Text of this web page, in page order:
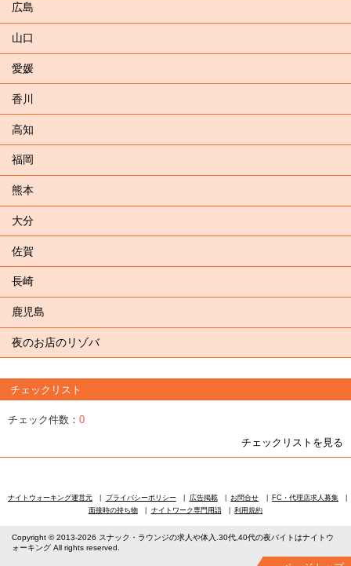
広島
山口
愛媛
香川
高知
福岡
熊本
大分
佐賀
長崎
鹿児島
夜のお店のリゾバ
チェックリスト
チェック件数： 0
チェックリストを見る
ナイトウォーキング運営元 プライバシーポリシー 広告掲載 お問合せ
FC・代理店求人募集
面接時の持ち物
ナイトワーク専門用語 利用規約
Copyright © 2013-2026 スナック・ラウンジの求人や体入.30代,40代の夜バイトはナイトウ
ォーキング All rights reserved.